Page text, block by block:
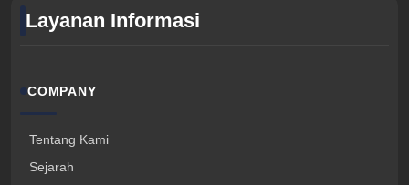
Layanan Informasi
COMPANY
Tentang Kami
Sejarah